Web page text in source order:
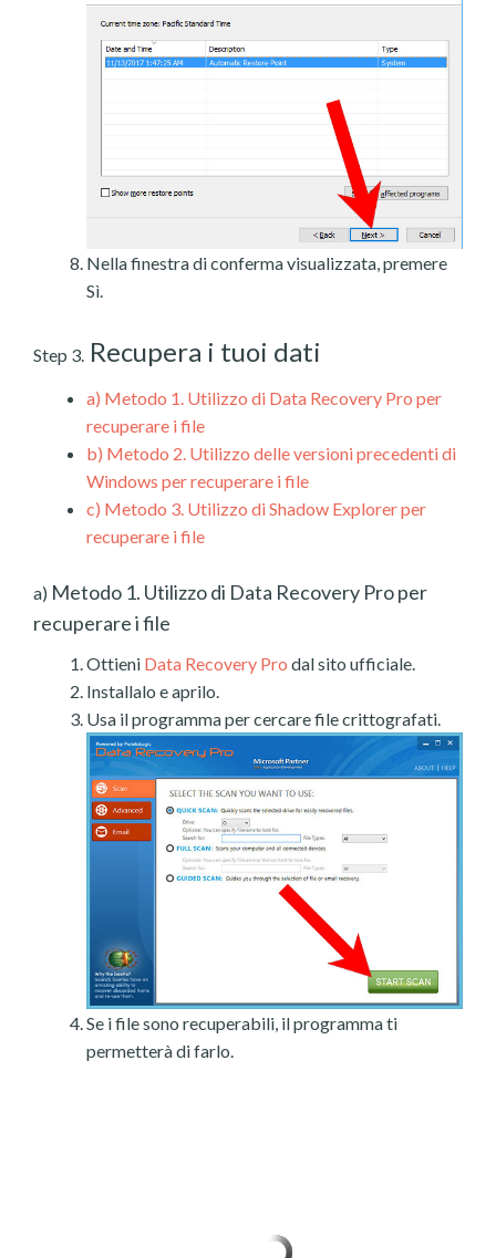
Nella finestra di conferma visualizzata, premere
Sì.
Step 3. Recupera i tuoi dati
a) Metodo 1. Utilizzo di Data Recovery Pro per
recuperare i file
b) Metodo 2. Utilizzo delle versioni precedenti di
Windows per recuperare i file
c) Metodo 3. Utilizzo di Shadow Explorer per
recuperare i file
a) Metodo 1. Utilizzo di Data Recovery Pro per
recuperare i file
Ottieni Data Recovery Pro dal sito ufficiale.
Installalo e aprilo.
Usa il programma per cercare file crittografati.
Se i file sono recuperabili, il programma ti
permetterà di farlo.